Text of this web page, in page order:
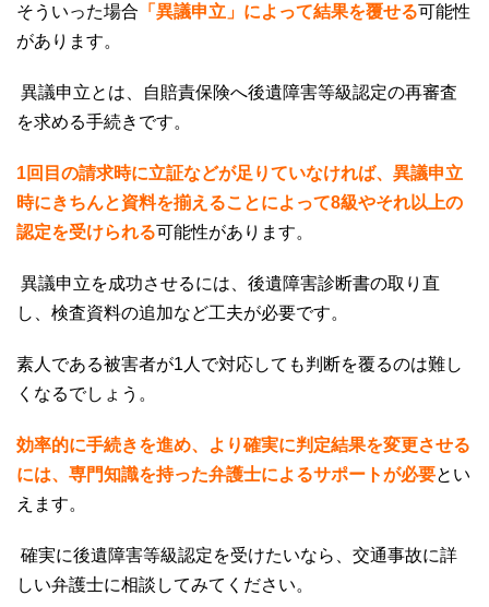
そういった場合 「異議申立」によって結果を覆せる可能性
があります。
異議申立とは、自賠責保険へ後遺障害等級認定の再審査
を求める手続きです。
1回目の請求時に立証などが足りていなければ、異議申立
時にきちんと資料を揃えることによって8級やそれ以上の
認定を受けられる可能性があります。
異議申立を成功させるには、後遺障害診断書の取り直
し、検査資料の追加など工夫が必要です。
素人である被害者が1 人で対応しても判断を覆るのは難し
くなるでしょう。
効率的に手続きを進め、より確実に判定結果を変更させる
には、専門知識を持った弁護士によるサポートが必要とい
えます。
確実に後遺障害等級認定を受けたいなら、交通事故に詳
しい弁護士に相談してみてください。